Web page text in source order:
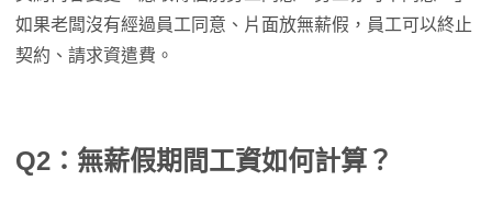
如果老闆沒有經過員工同意、片面放無薪假，員工可以終止
契約、請求資遣費。
Q2：無薪假期間工資如何計算？